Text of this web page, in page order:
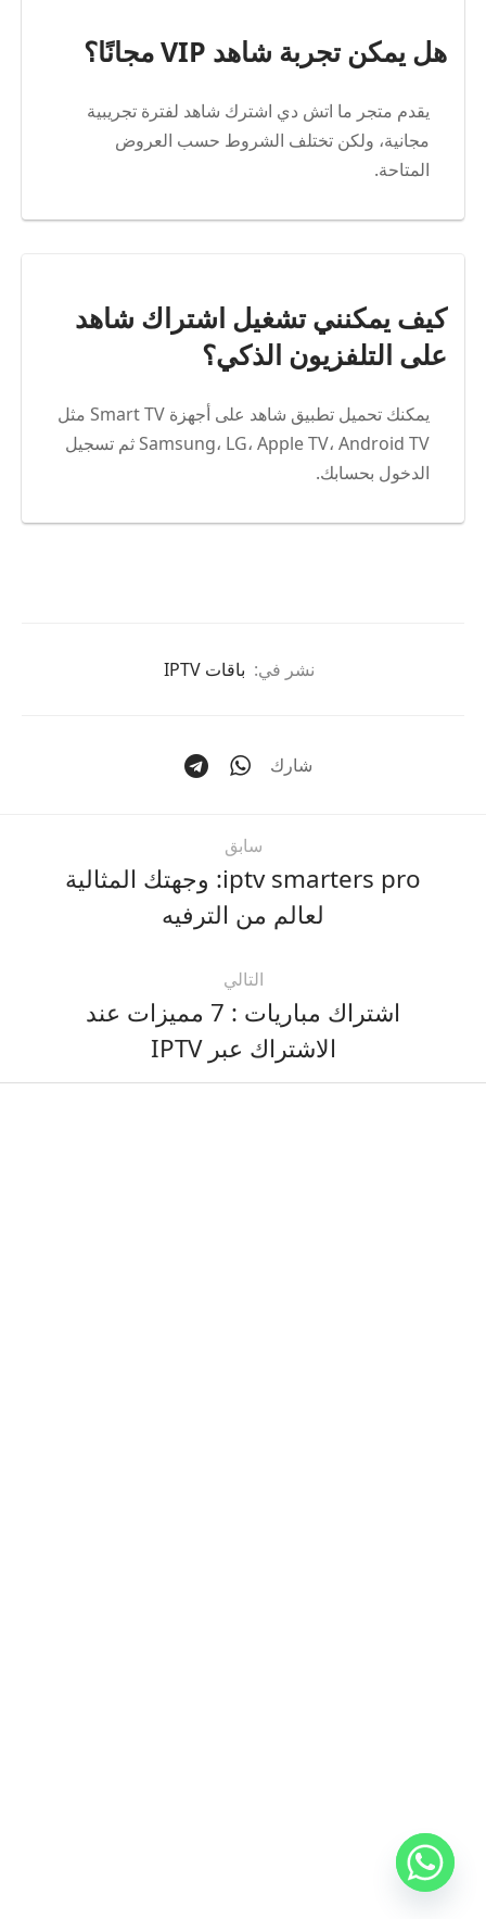
هل يمكن تجربة شاهد VIP مجانًا؟
يقدم متجر ما اتش دي اشترك شاهد لفترة تجريبية
مجانية، ولكن تختلف الشروط حسب العروض
المتاحة.
كيف يمكنني تشغيل اشتراك شاهد
على التلفزيون الذكي؟
يمكنك تحميل تطبيق شاهد على أجهزة Smart TV مثل
Samsung، LG، Apple TV، Android TV ثم تسجيل
الدخول بحسابك.
نشر في: باقات IPTV
شارك
سابق
iptv smarters pro: وجهتك المثالية
لعالم من الترفيه
التالي
اشتراك مباريات : 7 مميزات عند
الاشتراك عبر IPTV